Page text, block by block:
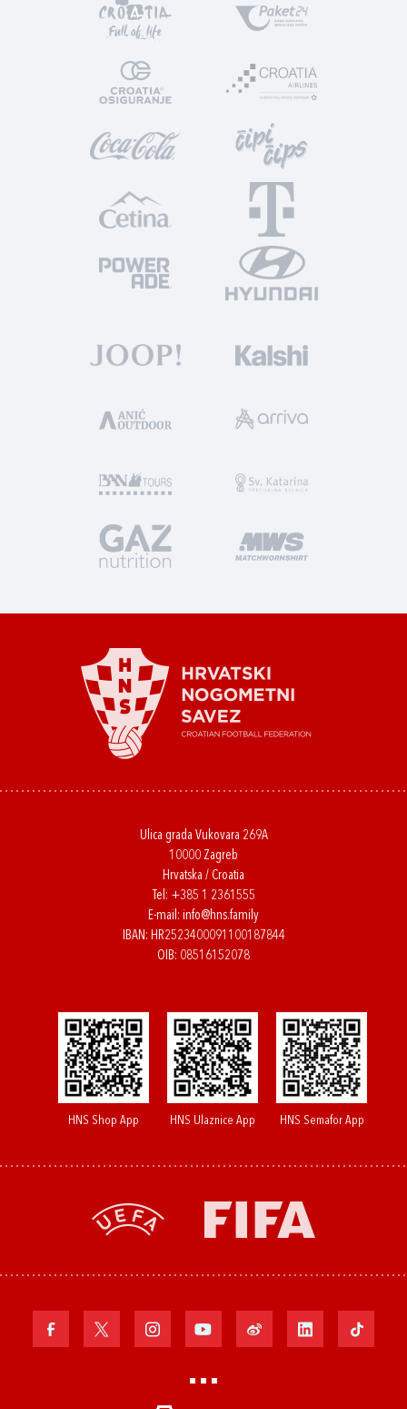
Ulica grada Vukovara 269A
10000 Zagreb
Hrvatska / Croatia
Tel: +385 1 2361555
E-mail: info@hns.family
IBAN: HR2523400091100187844
OIB: 08516152078
HNS Shop App HNS Ulaznice App HNS Semafor App